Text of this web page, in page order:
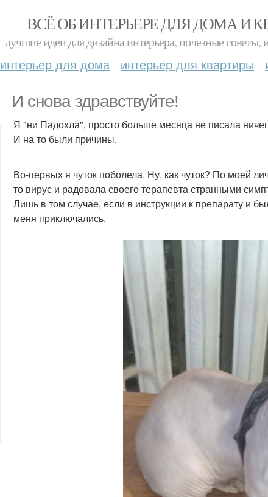
ВСЁ ОБ ИНТЕРЬЕРЕ ДЛЯ ДОМА И
лучшие идеи для дизайна интерьера, полезные советы,
интерьер для дома интерьер для квартиры
И снова здравствуйте!
Я "ни Падохла", просто больше месяца не писала
И на то были причины.
Во-первых я чуток поболела. Ну, как чуток? По моей
то вирус и радовала своего терапевта странными
Лишь в том случае, если в инструкции к препарату и
меня приключались.